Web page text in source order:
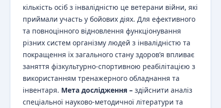
кількість осіб з інвалідністю це ветерани війни, які
приймали участь у бойових діях. Для ефективного
та повноцінного відновлення функціонування
різних систем організму людей з інвалідністю та
покращення їх загального стану здоров’я впливає
заняття фізкультурно-спортивною реабілітацією з
використанням тренажерного обладнання та
інвентаря. Мета дослідження – здійснити аналіз
спеціальної науково-методичної літератури та